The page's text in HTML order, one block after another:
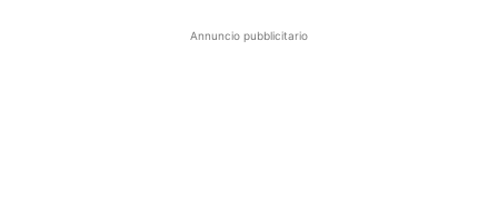
Annuncio pubblicitario